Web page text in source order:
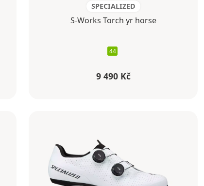
SPECIALIZED
S-Works Torch yr horse
44
9 490 Kč